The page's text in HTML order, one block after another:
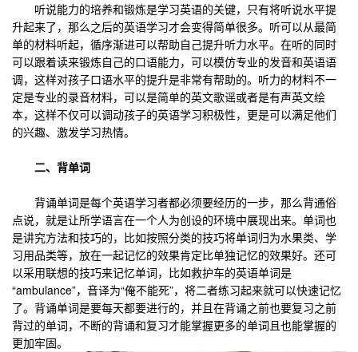
听说能力的培养和锻炼是学习英语的关键，只有将听说水平提
升起来了，那么之后的英语学习才会变得简单很多。听可以从最简
单的材料听起，循序渐进可以帮助自己提升听力水平。在听的同时
可以跟着读来锻炼自己的口语能力，可以模仿专业的发音和英语语
调，这样对孩子口语水平的提升是非常有帮助的。听力的材料不一
定是专业的录音材料，可以是简单的英文歌谣或者是有声英文绘
本，这样不仅可以调动孩子的英语学习积极性，更是可以满足他们
的兴趣、激发学习热情。
二、背单词
背诵单词是每个英语学习者都必须要经历的一步，那么背通俗
点说，就是让所学语言在一个人为创设的环境中展现出来。单词也
是讲究方法和技巧的，比如按照分类的技巧将单词归为水果类、学
习用品类等，放在一起记忆的效果肯定比单独记忆的效果好。还可
以采用联想的技巧来记忆单词，比如救护车的英语单词是
“ambulance”，音译为“俺不能死”，将二者练习起来就可以快速记忆
了。背诵单词是要每天都要进行的，并且在背诵之前也要复习之前
背过的单词，不断的背诵和复习才能掌握更多的单词且也能掌握的
更加牢固。